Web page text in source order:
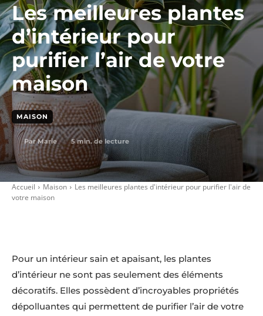
Les meilleures plantes
d’intérieur pour
purifier l’air de votre
maison
MAISON
Par Marie 5min. de lecture
Accueil Maison
Les meilleures plantes d'intérieur pour purifier l'air de
votre maison
Pour un intérieur sain et apaisant, les plantes
d’intérieur ne sont pas seulement des éléments
décoratifs. Elles possèdent d’incroyables propriétés
dépolluantes qui permettent de purifier l’air de votre